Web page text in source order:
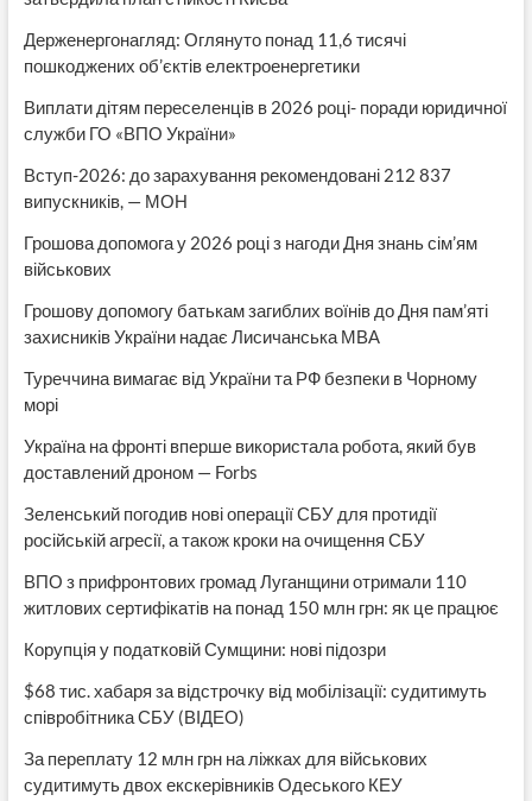
Держенергонагляд: Оглянуто понад 11,6 тисячі
пошкоджених об’єктів електроенергетики
Виплати дітям переселенців в 2026 році- поради юридичної
служби ГО «ВПО України»
Вступ-2026: до зарахування рекомендовані 212 837
випускників, — МОН
Грошова допомога у 2026 році з нагоди Дня знань сім’ям
військових
Грошову допомогу батькам загиблих воїнів до Дня пам’яті
захисників України надає Лисичанська МВА
Туреччина вимагає від України та РФ безпеки в Чорному
морі
Україна на фронті вперше використала робота, який був
доставлений дроном — Forbs
Зеленський погодив нові операції СБУ для протидії
російській агресії, а також кроки на очищення СБУ
ВПО з прифронтових громад Луганщини отримали 110
житлових сертифікатів на понад 150 млн грн: як це працює
Корупція у податковій Сумщини: нові підозри
$68 тис. хабаря за відстрочку від мобілізації: судитимуть
співробітника СБУ (ВІДЕО)
За переплату 12 млн грн на ліжках для військових
судитимуть двох екскерівників Одеського КЕУ